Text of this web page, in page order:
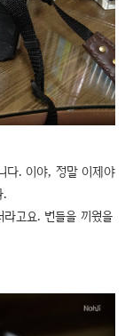
다. 이야, 정말 이제야
.
고요. 번들을 끼웠을